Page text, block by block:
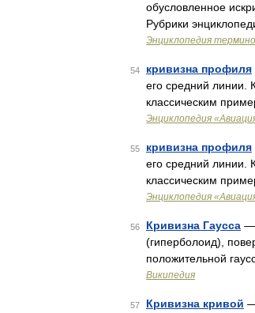
обусловленное
Рубрики
Энциклопедия
54 кривизна профиля
его средний линии.
классическим
Энциклопедия
55 кривизна профиля
его средний линии.
классическим
Энциклопедия
56 Кривизна Гаусса —
(гиперболоид),
положительной
Википедия
57 Кривизна кривой